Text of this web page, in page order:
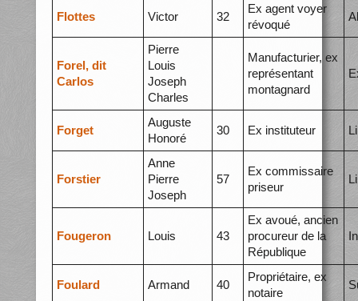
Flottes Victor 32
Ex agent voyer
révoqué
Forel, dit
Carlos
Pierre
Louis
Joseph
Charles
Manufacturier, ex
représentant
montagnard
Forget
Auguste
Honoré
30 Ex instituteur
Forstier
Anne
Pierre
Joseph
57
Ex commissaire
priseur
Fougeron Louis 43
Ex avoué, ancien
procureur de la
République
Foulard Armand 40
Propriétaire, ex
notaire